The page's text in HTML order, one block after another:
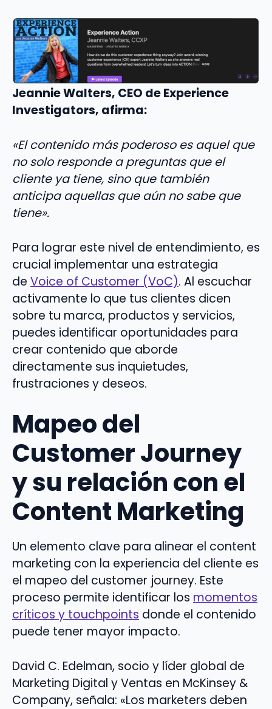
Jeannie Walters, CEO de Experience
Investigators, afirma:
«El contenido más poderoso es aquel que
no solo responde a preguntas que el
cliente ya tiene, sino que también
anticipa aquellas que aún no sabe que
tiene».
Para lograr este nivel de entendimiento, es
crucial implementar una estrategia
de Voice of Customer (VoC). Al escuchar
activamente lo que tus clientes dicen
sobre tu marca, productos y servicios,
puedes identificar oportunidades para
crear contenido que aborde
directamente sus inquietudes,
frustraciones y deseos.
Mapeo del
Customer Journey
y su relación con el
Content Marketing
Un elemento clave para alinear el content
marketing con la experiencia del cliente es
el mapeo del customer journey. Este
proceso permite identificar los momentos
críticos y touchpoints donde el contenido
puede tener mayor impacto.
David C. Edelman, socio y líder global de
Marketing Digital y Ventas en McKinsey &
Company, señala: «Los marketers deben